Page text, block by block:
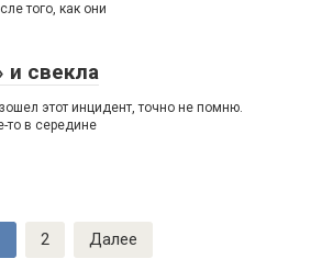
того, как они
и свекла
этот инцидент, точно не помню.
то в середине
2 Далее